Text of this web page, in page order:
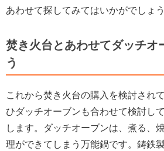
あわせて探してみてはいかがでしょう
焚き火台とあわせてダッチオ
う
これから焚き火台の購入を検討され
ひダッチオーブンも合わせて検討し
します。ダッチオーブンは、煮る、
理ができてしまう万能鍋です。鋳鉄